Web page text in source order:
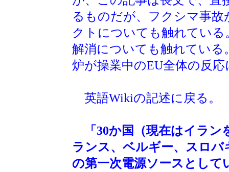
るものだが、フクシマ事
クトについても触れてい
解消についても触れている
炉が操業中のEU全体の反
英語Wikiの記述に戻る。
「30か国（現在はイラ
ランス、ベルギー、スロ
の第一次電源ソースとして